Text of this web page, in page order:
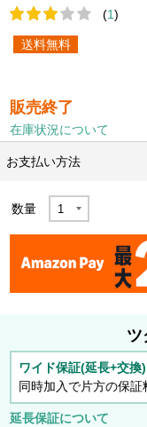
(1)
送料無料
販売終了
在庫状況について
お支払い方法
数量
ツ
ワイド保証(延長+交換
同時加入で片方の保証
延長保証について